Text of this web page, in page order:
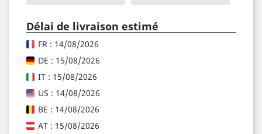
Délai de livraison estimé
FR : 14/08/2026
DE : 15/08/2026
IT : 15/08/2026
US : 14/08/2026
BE : 14/08/2026
AT : 15/08/2026